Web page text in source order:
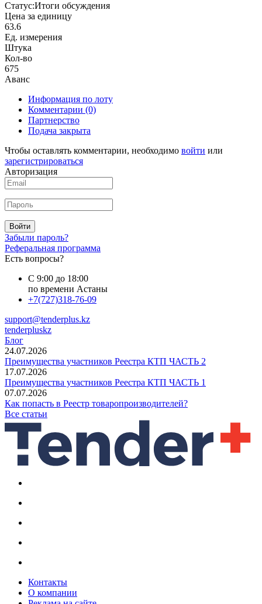
Статус:Итоги обсуждения
Цена за единицу
63.6
Ед. измерения
Штука
Кол-во
675
Аванс
Информация по лоту
Комментарии (0)
Партнерство
Подача закрыта
Чтобы оставлять комментарии, необходимо войти или
зарегистрироваться
Авторизация
Войти
Забыли пароль?
Реферальная программа
Есть вопросы?
С 9:00 до 18:00
по времени Астаны
+7(727)318-76-09
support@tenderplus.kz
tenderpluskz
Блог
24.07.2026
Преимущества участников Реестра КТП ЧАСТЬ 2
17.07.2026
Преимущества участников Реестра КТП ЧАСТЬ 1
07.07.2026
Как попасть в Реестр товаропроизводителей?
Все статьи
Контакты
О компании